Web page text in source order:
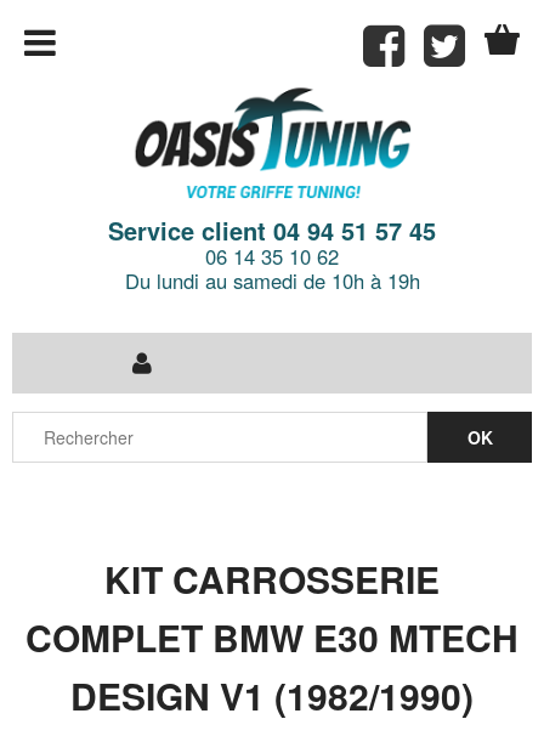
Service client 04 94 51 57 45
06 14 35 10 62
Du lundi au samedi de 10h à 19h
KIT CARROSSERIE
COMPLET BMW E30 MTECH
DESIGN V1 (1982/1990)